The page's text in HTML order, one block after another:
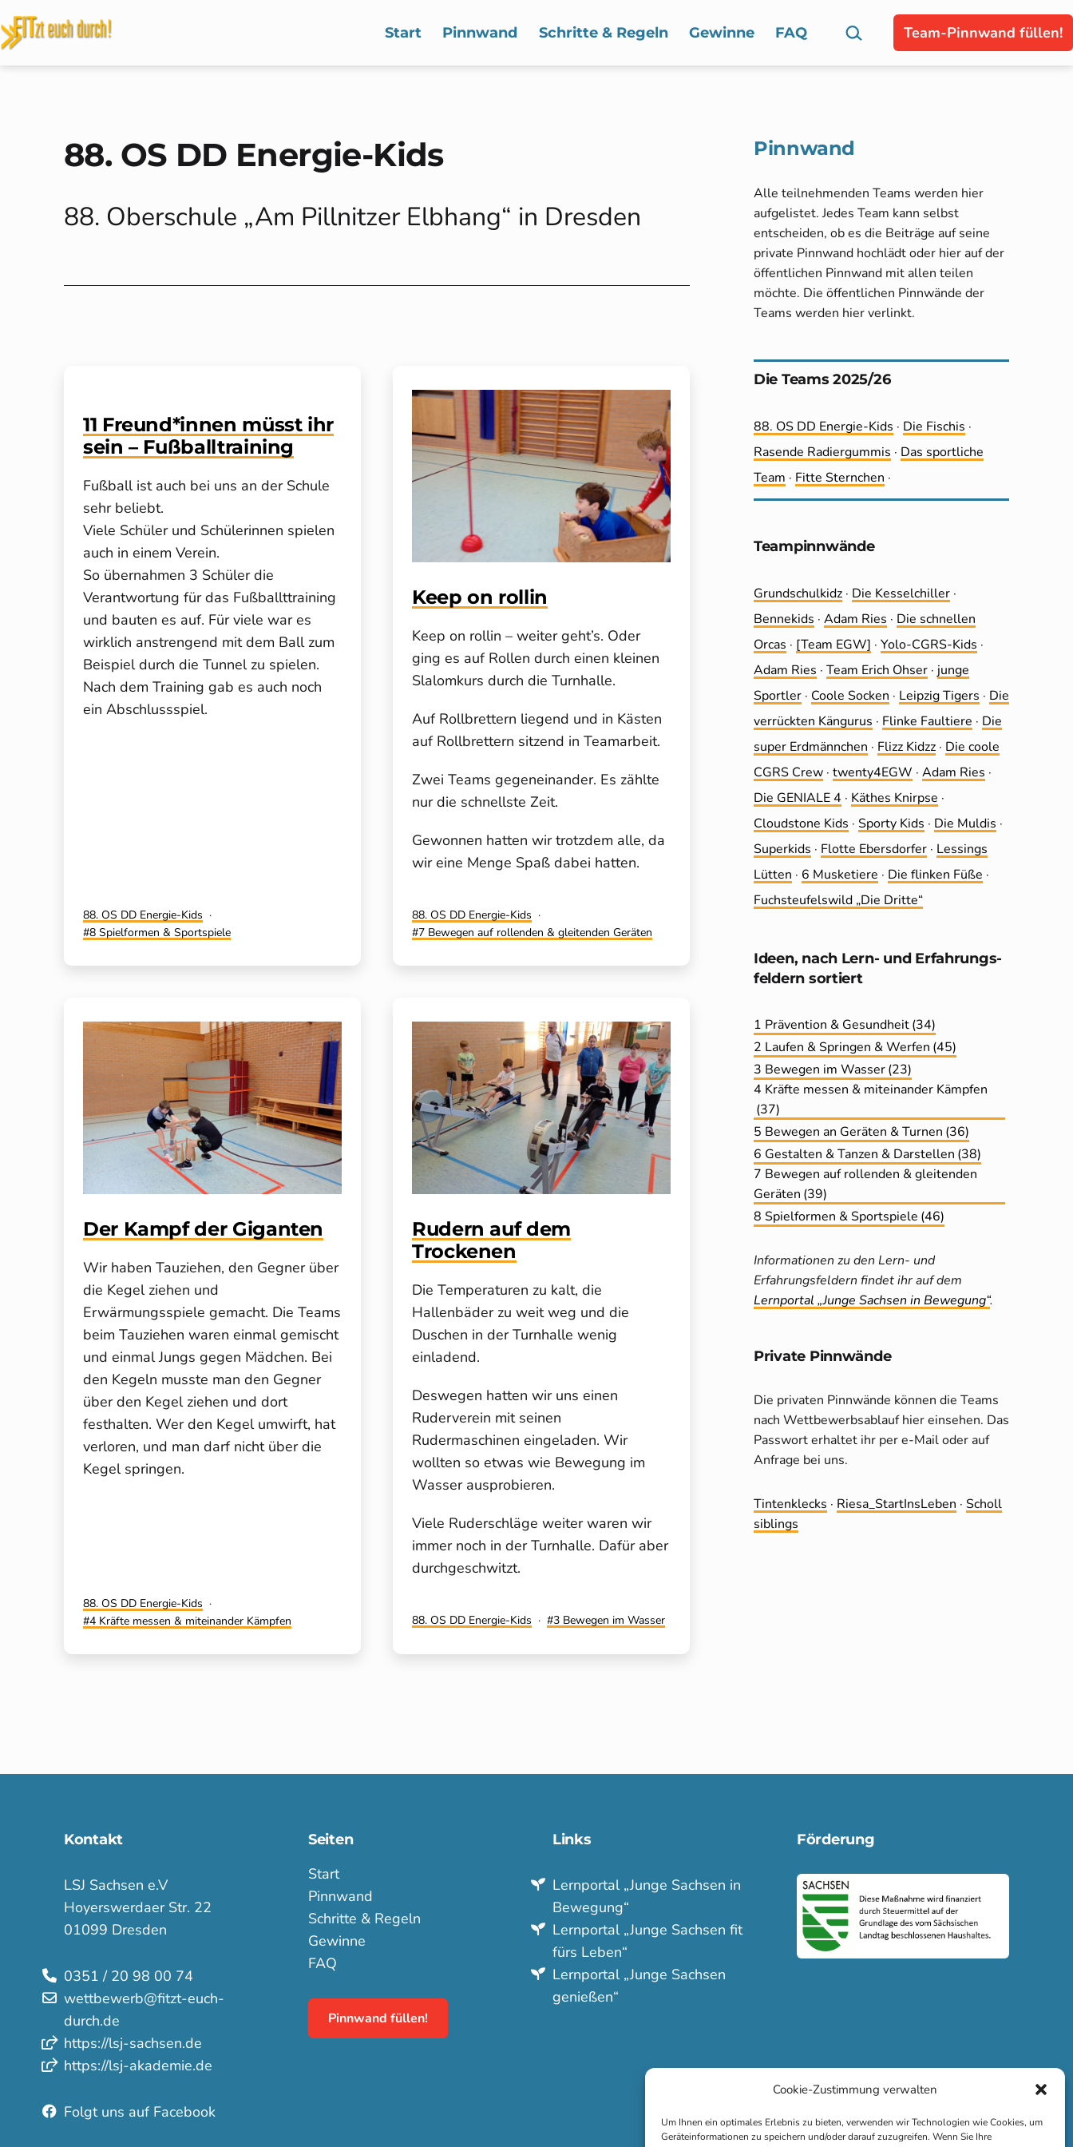
Cookie-Zustimmung verwalten
Um Ihnen ein optimales Erlebnis zu bieten, verwenden wir Technologien wie Cookies, um
Geräteinformationen zu speichern und/oder darauf zuzugreifen. Wenn Sie Ihre
Zum
Inhalt
springen
FITzt
Start Pinnwand Schritte & Regeln Gewinne FAQ Suchen … Team-Pinnwand füllen!
88. OS DD Energie-Kids
88. Oberschule „Am Pillnitzer Elbhang“ in Dresden
11 Freund*innen müsst ihr
sein – Fußballtraining
Fußball ist auch bei uns an der Schule
sehr beliebt.
Viele Schüler und Schülerinnen spielen
auch in einem Verein.
So übernahmen 3 Schüler die
Verantwortung für das Fußballttraining
und bauten es auf. Für viele war es
wirklich anstrengend mit dem Ball zum
Beispiel durch die Tunnel zu spielen.
Nach dem Training gab es auch noch
ein Abschlussspiel.
Kategorisiert
als
88. OS DD Energie-Kids
Verschlagwortet
8 Spielformen & Sportspiele
Keep on rollin
Keep on rollin – weiter geht’s. Oder
ging es auf Rollen durch einen kleinen
Slalomkurs durch die Turnhalle.
Auf Rollbrettern liegend und in Kästen
auf Rollbrettern sitzend in Teamarbeit.
Zwei Teams gegeneinander. Es zählte
nur die schnellste Zeit.
Gewonnen hatten wir trotzdem alle, da
wir eine Menge Spaß dabei hatten.
Kategorisiert
als
88. OS DD Energie-Kids
Verschlagwortet
7 Bewegen auf rollenden & gleitenden Geräten
Der Kampf der Giganten
Wir haben Tauziehen, den Gegner über
die Kegel ziehen und
Erwärmungsspiele gemacht. Die Teams
beim Tauziehen waren einmal gemischt
und einmal Jungs gegen Mädchen. Bei
den Kegeln musste man den Gegner
über den Kegel ziehen und dort
festhalten. Wer den Kegel umwirft, hat
verloren, und man darf nicht über die
Kegel springen.
Kategorisiert
als
88. OS DD Energie-Kids
Verschlagwortet
4 Kräfte messen & miteinander Kämpfen
Rudern auf dem
Trockenen
Die Temperaturen zu kalt, die
Hallenbäder zu weit weg und die
Duschen in der Turnhalle wenig
einladend.
Deswegen hatten wir uns einen
Ruderverein mit seinen
Rudermaschinen eingeladen. Wir
wollten so etwas wie Bewegung im
Wasser ausprobieren.
Viele Ruderschläge weiter waren wir
immer noch in der Turnhalle. Dafür aber
durchgeschwitzt.
Kategorisiert
88. OS DD Energie-Kids
Verschlagwortet
3 Bewegen im Wasser
Pinnwand
Alle teilnehmenden Teams werden hier
aufgelistet. Jedes Team kann selbst
entscheiden, ob es die Beiträge auf seine
private Pinnwand hochlädt oder hier auf der
öffentlichen Pinnwand mit allen teilen
möchte. Die öffentlichen Pinnwände der
Teams werden hier verlinkt.
Die Teams 2025/26
88. OS DD Energie-Kids · Die Fischis ·
Rasende Radiergummis · Das sportliche
Team · Fitte Sternchen ·
Teampinnwände
Grundschulkidz · Die Kesselchiller ·
Bennekids · Adam Ries · Die schnellen
Orcas · [Team EGW] · Yolo-CGRS-Kids ·
Adam Ries · Team Erich Ohser · junge
Sportler · Coole Socken · Leip­zig Tigers · Die
ver­rückten Kängurus · Flinke Faultiere · Die
super Erdmännchen · Flizz Kidzz · Die coole
CGRS Crew · twenty4EGW · Adam Ries ·
Die GENIALE 4 · Käthes Knirpse ·
Cloudstone Kids · Sporty Kids · Die Muldis ·
Superkids · Flotte Ebersdorfer · Lessings
Lütten · 6 Musketiere · Die flinken Füße ·
Fuchsteufelswild „Die Dritte“
Ideen, nach Lern- und Erfahrungs­
feldern sortiert
1 Prävention & Gesundheit(34)
2 Laufen & Springen & Werfen (45)
3 Bewegen im Wasser(23)
4 Kräfte messen & miteinander Kämpfen
(37)
5 Bewegen an Geräten & Turnen (36)
6 Gestalten & Tanzen & Darstellen (38)
7 Bewegen auf rollenden & gleitenden
Geräten (39)
8 Spielformen & Sportspiele (46)
Informationen zu den Lern- und
Erfahrungsfeldern findet ihr auf dem
Lernportal „Junge Sachsen in Bewegung“.
Private Pinnwände
Die privaten Pinnwände können die Teams
nach Wettbewerbsablauf hier einsehen. Das
Passwort erhaltet ihr per e-Mail oder auf
Anfrage bei uns.
Tintenklecks · Riesa_StartInsLeben · Scholl
siblings
Kontakt
LSJ Sachsen e.V
Hoyerswerdaer Str. 22
01099 Dresden
0351 / 20 98 00 74
wettbewerb@fitzt-euch-
durch.de
https://lsj-sachsen.de
https://lsj-akademie.de
Folgt uns auf Facebook
Seiten
Start
Pinnwand
Schritte & Regeln
Gewinne
FAQ
Pinnwand füllen!
Links
Lern­portal „Junge Sachsen in
Bewegung“
Lern­portal „Junge Sachsen fit
fürs Leben“
Lern­portal „Junge Sachsen
genießen“
Förderung